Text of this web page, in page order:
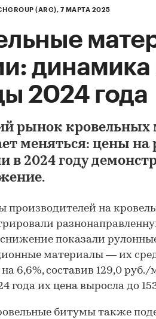
(ARG), 7 МАРТА 2025
динамика
2024 года
рынок кровельных
меняться: цены на
в 2024 году
производителей на
показали
материалы — их
6,6%, составив 129,0
года их цена выросла до
битумы также